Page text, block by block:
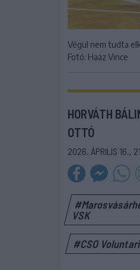
Végül nem tudta
Fotó: Haáz Vince
HORVÁTH
OTTÓ
2026. ÁPRILIS 16.,
VSK
#CSO Voluntari